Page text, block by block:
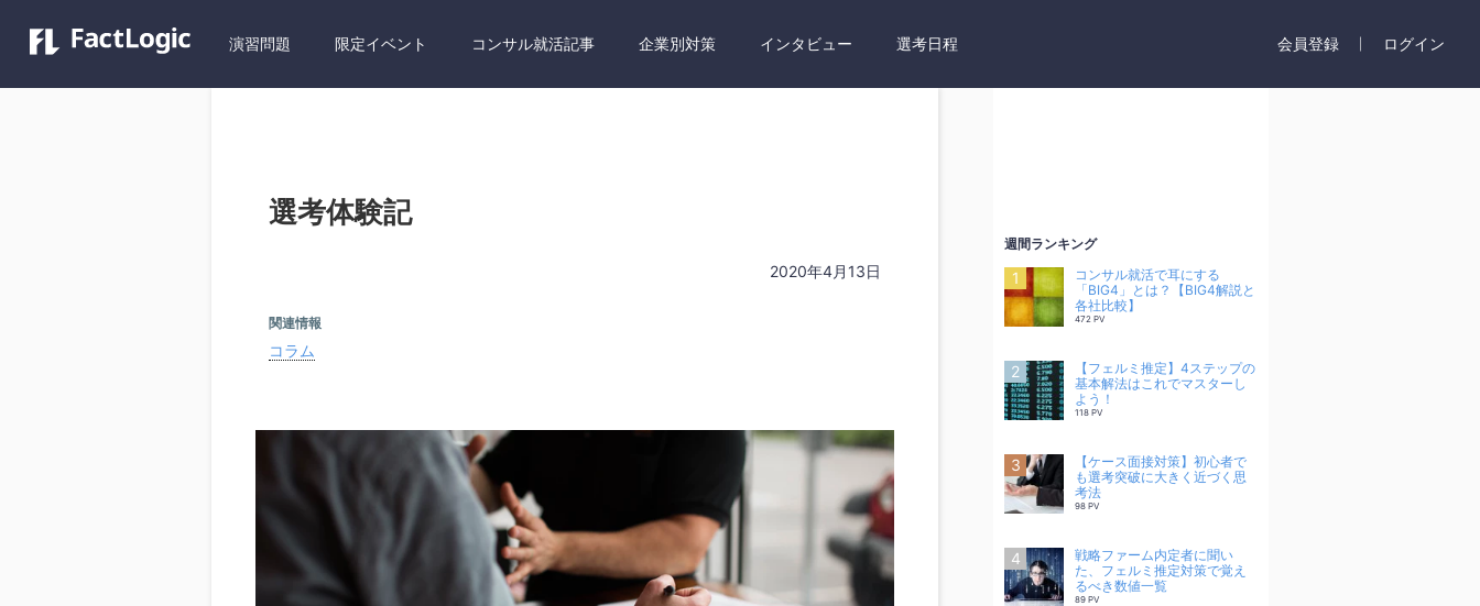
演習問題 限定イベント コンサル就活記事 企業別対策 インタビュー 選考日程 会員登録 ログイン
選考体験記
2020年4月13日
関連情報
コラム
週間ランキング
コンサル就活で耳にする
「BIG4」とは？【BIG4解説と
各社比較】
472 PV
【フェルミ推定】4ステップの
基本解法はこれでマスターし
よう！
118 PV
【ケース面接対策】初心者で
も選考突破に大きく近づく思
考法
98 PV
戦略ファーム内定者に聞い
た、フェルミ推定対策で覚え
るべき数値一覧
89 PV